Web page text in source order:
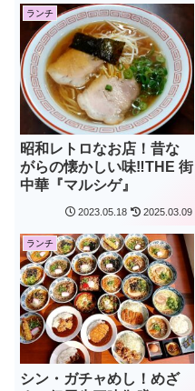
ランチ
昭和レトロなお店！昔な
がらの懐かしい味‼THE 街
中華『マルシゲ』
2023.05.18 2025.03.09
ランチ
シン・ガチャめし！めざ